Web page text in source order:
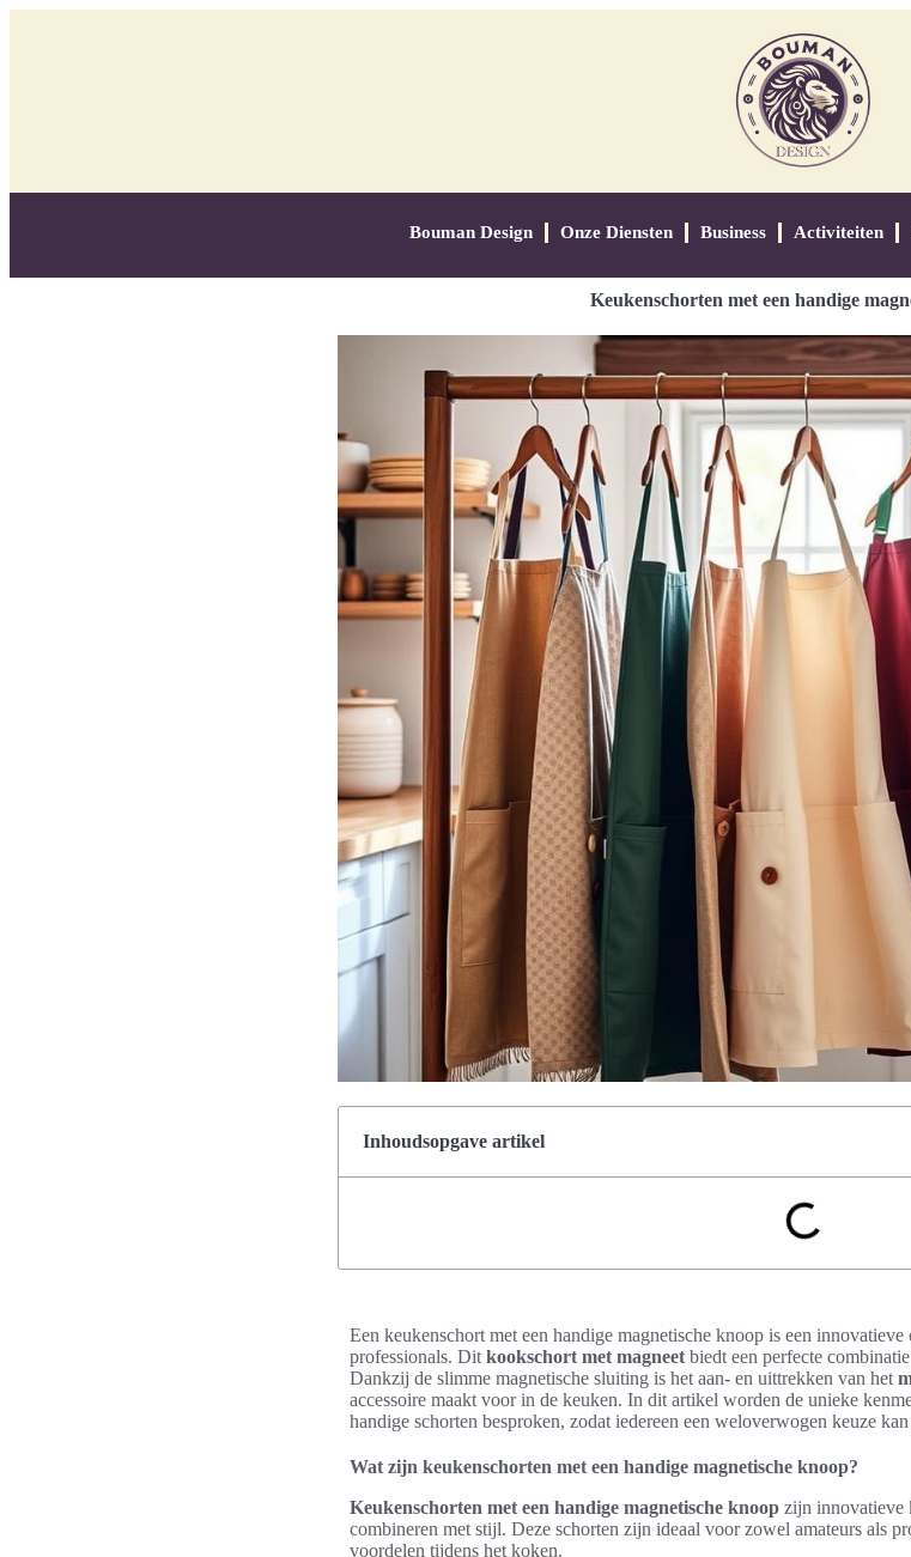
Bouman Design Onze Diensten Business Activiteiten
Keukenschorten met een handige
Inhoudsopgave artikel
Een keukenschort met een handige magnetische knoop is een
professionals. Dit kookschort met magneet biedt een perfecte
Dankzij de slimme magnetische sluiting is het aan- en uittrekken van het
accessoire maakt voor in de keuken. In dit artikel worden de unieke
handige schorten besproken, zodat iedereen een weloverwogen keuze
Wat zijn keukenschorten met een handige magnetische knoop?
Keukenschorten met een handige magnetische knoop zijn innovatieve
combineren met stijl. Deze schorten zijn ideaal voor zowel amateurs als
voordelen tijdens het koken.